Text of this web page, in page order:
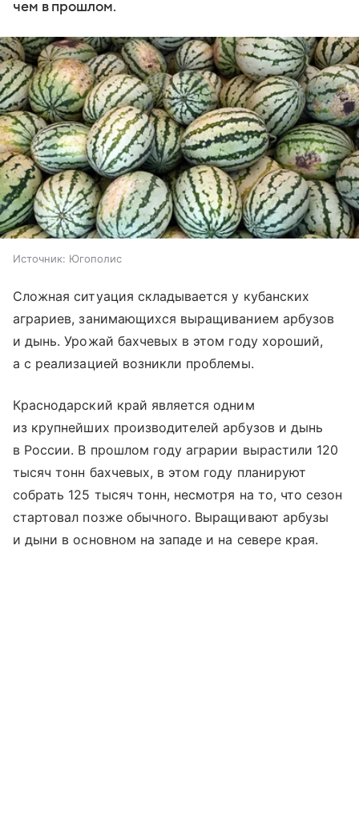
чем в прошлом.
Источник: Югополис
Сложная ситуация складывается у кубанских
аграриев, занимающихся выращиванием арбузов
и дынь. Урожай бахчевых в этом году хороший,
а с реализацией возникли проблемы.
Краснодарский край является одним
из крупнейших производителей арбузов и дынь
в России. В прошлом году аграрии вырастили 120
тысяч тонн бахчевых, в этом году планируют
собрать 125 тысяч тонн, несмотря на то, что сезон
стартовал позже обычного. Выращивают арбузы
и дыни в основном на западе и на севере края.